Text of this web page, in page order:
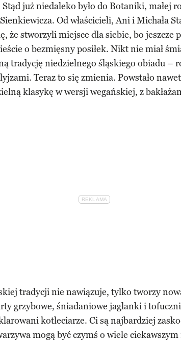
już niedaleko było do Botaniki, małej
Od właścicieli, Ani i Michała
że stworzyli miejsce dla siebie, bo jeszcze
o bezmięsny posiłek. Nikt nie miał
tradycję niedzielnego śląskiego obiadu –
Teraz to się zmienia. Powstało
klasykę w wersji wegańskiej, z
tradycji nie nawiązuje, tylko tworzy
grzybowe, śniadaniowe jaglanki i
kotleciarze. Ci są najbardziej
mogą być czymś o wiele